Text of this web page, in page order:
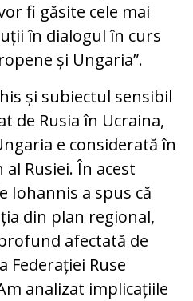
fi găsite cele mai
în dialogul în curs
și Ungaria”.
și subiectul sensibil
de Rusia în Ucraina,
e considerată în
Rusiei. În acest
Iohannis a spus că
din plan regional,
afectată de
Federației Ruse
analizat implicațiile